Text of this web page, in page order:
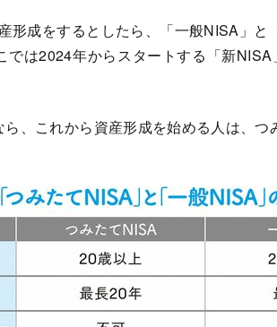
形成をするとしたら、「一般NISA」と
では2024年からスタートする「新
、これから資産形成を始める人は、つ